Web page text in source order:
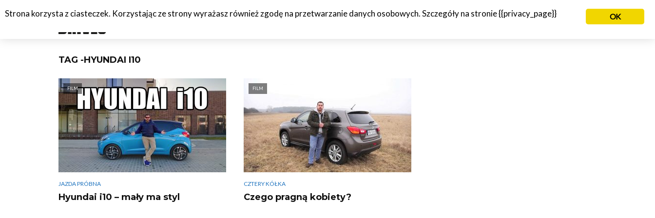
CZTERY KÓŁKA JAZDA PRÓBNA WTF! O MNIE
TAG -HYUNDAI I10
FILM
JAZDA PRÓBNA
Hyundai i10 – mały ma styl
FILM
CZTERY KÓŁKA
Czego pragną kobiety?
OK
Strona korzysta z ciasteczek. Korzystając ze strony wyrażasz również zgodę na przetwarzanie danych osobowych. Szczegóły na stronie {{privacy_page}}